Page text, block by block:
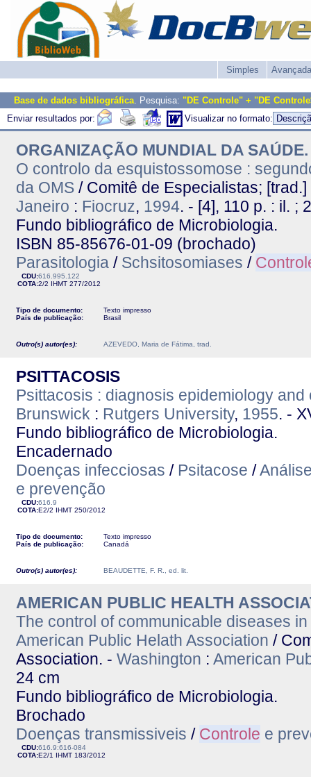
Simples Avançada
Base de dados bibliográfica. Pesquisa: "DE Controle" + "DE
Enviar resultados por:
Visualizar no formato:
ORGANIZAÇÃO MUNDIAL DA
O controlo da esquistossomose :
da OMS / Comitê de Especialistas;
Janeiro : Fiocruz, 1994. - [4], 110 p. : il. ;
Fundo bibliográfico de Microbiologia.
ISBN 85-85676-01-09 (brochado)
Parasitologia / Schsitosomiases /
CDU:616.995.122
COTA:2/2 IHMT 277/2012
Tipo de documento:
Texto impresso
País de publicação:
Brasil
Outro(s) autor(es): AZEVEDO, Maria de Fátima, trad.
PSITTACOSIS
Psittacosis : diagnosis epidemiology and
Brunswick : Rutgers University, 1955. -
Fundo bibliográfico de Microbiologia.
Encadernado
Doenças infecciosas / Psitacose /
e prevenção
CDU:616.9
COTA:E2/2 IHMT 250/2012
Tipo de documento:
Texto impresso
País de publicação:
Canadá
Outro(s) autor(es): BEAUDETTE, F. R., ed. lit.
AMERICAN PUBLIC HEALTH
The control of communicable diseases
American Public Helath Association /
Association. - Washington : American
24 cm
Fundo bibliográfico de Microbiologia.
Brochado
Doenças transmissiveis / Controle e
CDU:616.9:616-084
COTA:E2/1 IHMT 183/2012